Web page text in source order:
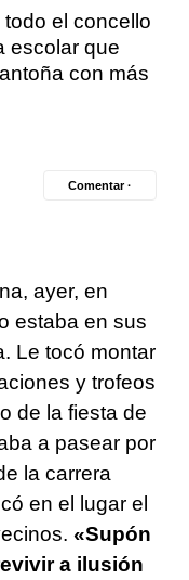
el concello
escolar que
con más
Comentar ·
ayer, en
estaba en sus
Le tocó montar
y trofeos
de la fiesta de
a pasear por
la carrera
en el lugar el
«Supón
a ilusión